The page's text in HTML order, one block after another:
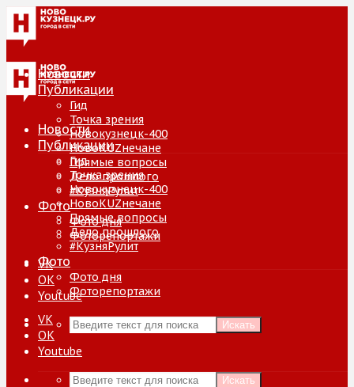
Новости
Публикации
Гид
Точка зрения
Новокузнецк-400
НовоKUZнечане
Прямые вопросы
Дело прошлого
#КузняРулит
Фото
Фото дня
Фоторепортажи
VK
ОК
Youtube
Искать
Новости
Публикации
Гид
Точка зрения
Новокузнецк-400
НовоKUZнечане
Прямые вопросы
Дело прошлого
#КузняРулит
Фото
Фото дня
Фоторепортажи
VK
ОК
Youtube
Искать